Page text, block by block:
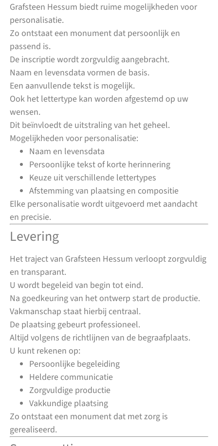
Grafsteen Hessum biedt ruime mogelijkheden voor
personalisatie.
Zo ontstaat een monument dat persoonlijk en
passend is.
De inscriptie wordt zorgvuldig aangebracht.
Naam en levensdata vormen de basis.
Een aanvullende tekst is mogelijk.
Ook het lettertype kan worden afgestemd op uw
wensen.
Dit beïnvloedt de uitstraling van het geheel.
Mogelijkheden voor personalisatie:
Naam en levensdata
Persoonlijke tekst of korte herinnering
Keuze uit verschillende lettertypes
Afstemming van plaatsing en compositie
Elke personalisatie wordt uitgevoerd met aandacht
en precisie.
Levering
Het traject van Grafsteen Hessum verloopt zorgvuldig
en transparant.
U wordt begeleid van begin tot eind.
Na goedkeuring van het ontwerp start de productie.
Vakmanschap staat hierbij centraal.
De plaatsing gebeurt professioneel.
Altijd volgens de richtlijnen van de begraafplaats.
U kunt rekenen op:
Persoonlijke begeleiding
Heldere communicatie
Zorgvuldige productie
Vakkundige plaatsing
Zo ontstaat een monument dat met zorg is
gerealiseerd.